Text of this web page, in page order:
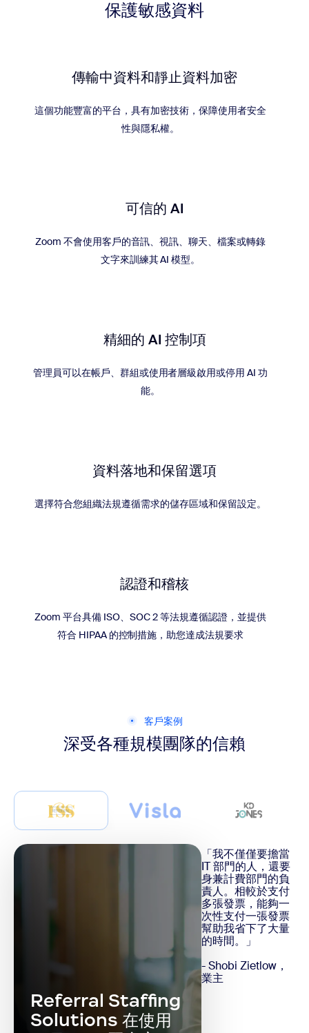
保護敏感資料
傳輸中資料和靜止資料加密
這個功能豐富的平台，具有加密技術，保障使用者安全
性與隱私權。
可信的 AI
Zoom 不會使用客戶的音訊、視訊、聊天、檔案或轉錄
文字來訓練其 AI 模型。
精細的 AI 控制項
管理員可以在帳戶、群組或使用者層級啟用或停用 AI 功
能。
資料落地和保留選項
選擇符合您組織法規遵循需求的儲存區域和保留設定。
認證和稽核
Zoom 平台具備 ISO、SOC 2 等法規遵循認證，並提供
符合 HIPAA 的控制措施，助您達成法規要求
客戶案例
深受各種規模團隊的信賴
Referral Staffing
Solutions 在使用
「我不僅僅要擔當
IT 部門的人，還要
身兼計費部門的負
責人。相較於支付
多張發票，能夠一
次性支付一張發票
幫助我省下了大量
的時間。」
- Shobi Zietlow，
業主